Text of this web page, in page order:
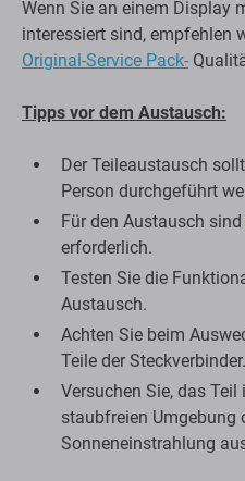
Wenn Sie an einem Display
interessiert sind, empfehlen
Original-Service Pack-
Tipps vor dem Austausch:
Der Teileaustausch
Person durchgeführt
Für den Austausch sind
erforderlich.
Testen Sie die
Austausch.
Achten Sie beim
Teile der Steckverbinder.
Versuchen Sie, das
staubfreien Umgebung
Sonneneinstrahlung